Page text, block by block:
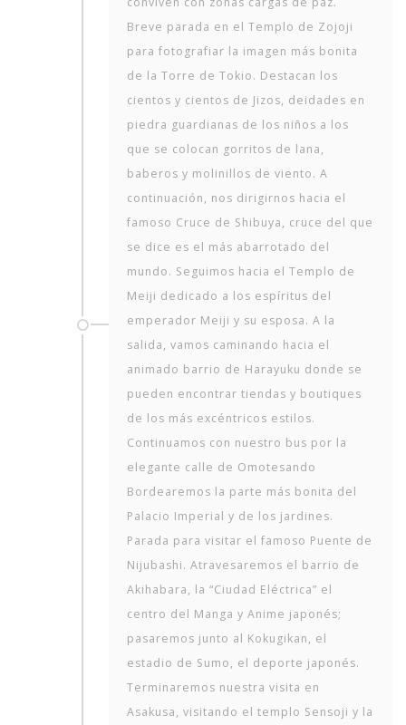
Breve parada en el Templo de Zojoji
para fotografiar la imagen más bonita
de la Torre de Tokio. Destacan los
cientos y cientos de Jizos, deidades en
piedra guardianas de los niños a los
que se colocan gorritos de lana,
baberos y molinillos de viento. A
continuación, nos dirigirnos hacia el
famoso Cruce de Shibuya, cruce del que
se dice es el más abarrotado del
mundo. Seguimos hacia el Templo de
Meiji dedicado a los espíritus del
emperador Meiji y su esposa. A la
salida, vamos caminando hacia el
animado barrio de Harayuku donde se
pueden encontrar tiendas y boutiques
de los más excéntricos estilos.
Continuamos con nuestro bus por la
elegante calle de Omotesando
Bordearemos la parte más bonita del
Palacio Imperial y de los jardines.
Parada para visitar el famoso Puente de
Nijubashi. Atravesaremos el barrio de
Akihabara, la “Ciudad Eléctrica” el
centro del Manga y Anime japonés;
pasaremos junto al Kokugikan, el
estadio de Sumo, el deporte japonés.
Terminaremos nuestra visita en
Asakusa, visitando el templo Sensoji y la